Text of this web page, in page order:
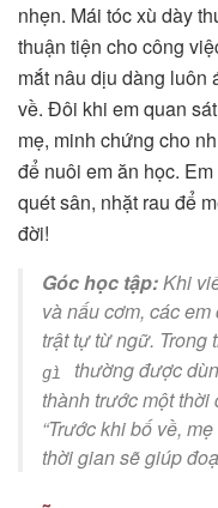
nhẹn. Mái tóc xù dày
thuận tiện cho công
mắt nâu dịu dàng luôn
về. Đôi khi em quan
mẹ, minh chứng cho
để nuôi em ăn học.
quét sân, nhặt rau để
đời!
Góc học tập:Khi
và nấu cơm, các
trật tự từ ngữ. Trong
gì
thường được
thành trước một
“Trước khi bố về,
thời gian sẽ giúp